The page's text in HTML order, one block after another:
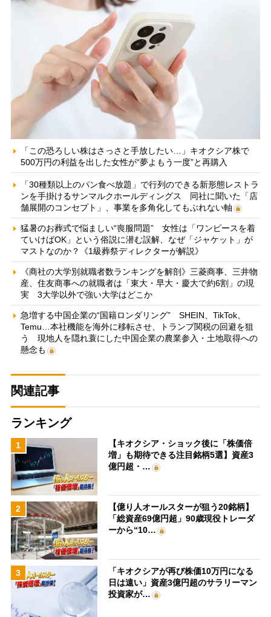
「この恐ろしい株はさっさと手放したい…」キオクシア株で
500万円の利益を出した女性が“夢よもう一度”と再購入
「30種類以上のパン食べ放題」で行列のできる新形態レストラ
ンを手掛けるサンマルクホールディングス 同社に聞いた「店
舗展開のコンセプト」、事業を多角化してもぶれない軸
猛暑のお葬式で悩ましい“喪服問題” 女性は「ワンピースを着
ていけばOK」という俗説に潜む誤解、なぜ「ジャケット」が
マストなのか？《1級葬祭ディレクターが解説》
《商社の大学別就職者数ランキングを解剖》三菱商事、三井物
産、住友商事への就職者は「東大・早大・慶大で約6割」の現
実 3大学以外で強い大学はどこか
急増する中国企業の“国籍ロンダリング” SHEIN、TikTok、
Temu…本社機能を海外に移転させ、トランプ関税の回避を狙
う 現地人を隠れ蓑にした中国企業の農業参入・土地取得への
懸念も
関連記事
ランキング
1
【キオクシア・ショック後に「株価倍
増」も期待できる注目銘柄5選】資産3
億円超・…
2
【億り人オールスターが狙う20銘柄】
「総資産69億円超」90歳現役トレーダ
ーから“10…
3
「キオクシアが再び株価10万円になる
日は遠い」資産3億円超のサラリーマン
投資家が…